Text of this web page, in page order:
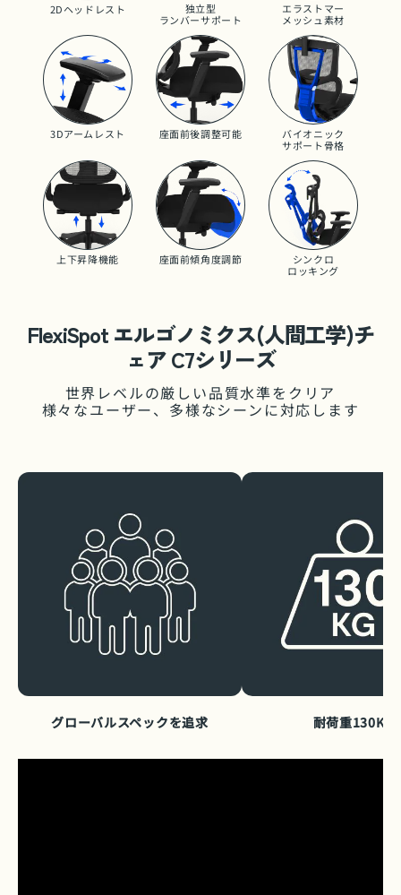
2Dヘッドレスト
独立型
ランバーサポート
エラストマー
メッシュ素材
3Dアームレスト 座面前後調整可能
バイオニック
サポート骨格
上下昇降機能 座面前傾角度調節
シンクロ
ロッキング
FlexiSpot エルゴノミクス(人間工学)チ
ェア C7シリーズ
世界レベルの厳しい品質水準をクリア
様々なユーザー、多様なシーンに対応します
グローバルスペックを追求 耐荷重130KG